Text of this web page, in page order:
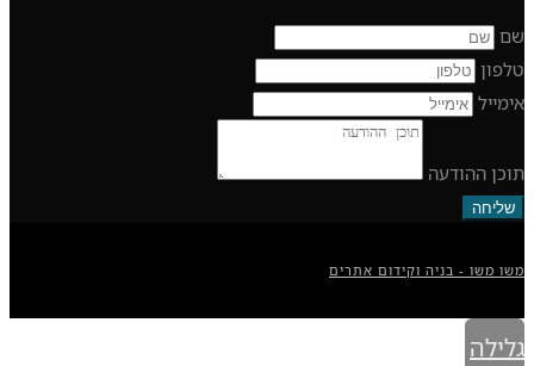
שם
טלפון
אימייל
תוכן ההודעה
שליחה
משו משו - בניה וקידום אתרים
גלילה